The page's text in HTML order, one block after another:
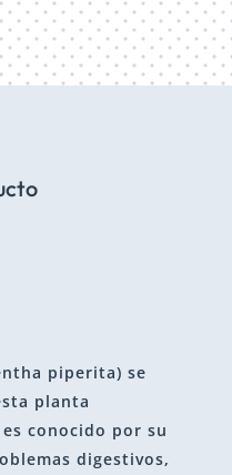
piperita) se
planta
conocido por su
digestivos,